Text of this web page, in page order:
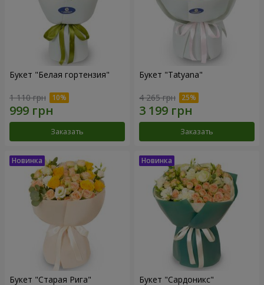
Букет "Белая гортензия"
1 110 грн
Заказать
Букет "Tatyana"
4 265 грн
Заказать
Букет "Старая Рига" Букет "Сардоникс"